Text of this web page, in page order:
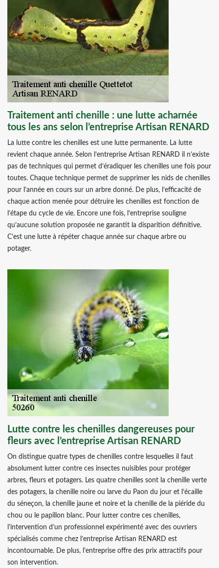
Traitement anti chenille : une lutte acharnée
tous les ans selon l’entreprise Artisan RENARD
La lutte contre les chenilles est une lutte permanente. La lutte
revient chaque année. Selon l’entreprise Artisan RENARD il n’existe
pas de techniques qui permet d’éradiquer les chenilles une fois pour
toutes. Chaque technique permet de supprimer les nids de chenilles
pour l’année en cours sur un arbre donné. De plus, l’efficacité de
chaque action menée pour détruire les chenilles est fonction de
l’étape du cycle de vie. Encore une fois, l’entreprise souligne
qu’aucune solution proposée ne garantit la disparition définitive.
C’est une lutte à répéter chaque année sur chaque arbre ou
potager.
Lutte contre les chenilles dangereuses pour
fleurs avec l’entreprise Artisan RENARD
On distingue quatre types de chenilles contre lesquelles il faut
absolument lutter contre ces insectes nuisibles pour protéger
arbres, fleurs et potagers. Les quatre chenilles sont la chenille verte
des potagers, la chenille noire ou larve du Paon du jour et l’écaille
du séneçon, la chenille jaune et noire et la chenille de la piéride du
chou ou le papillon blanc. Pour lutter contre ces chenilles,
l’intervention d’un professionnel expérimenté avec des ouvriers
spécialisés comme chez l’entreprise Artisan RENARD est
incontournable. De plus, l’entreprise offre des prix attractifs pour
son intervention.